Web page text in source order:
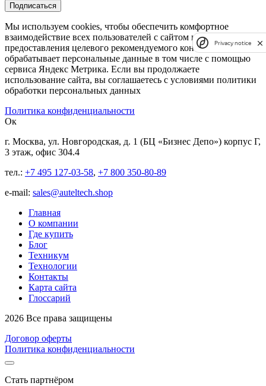
Подписаться
Мы используем cookies, чтобы обеспечить комфортное
взаимодействие всех пользователей с сайтом и
предоставления целевого рекомендуемого контента. Сайт
обрабатывает персональные данные в том числе с помощью
сервиса Яндекс Метрика. Если вы продолжаете
использование сайта, вы соглашаетесь с условиями политики
обработки персональных данных
Политика конфиденциальности
Ок
г. Москва, ул. Новгородская, д. 1 (БЦ «Бизнес Депо») корпус Г,
3 этаж, офис 304.4
тел.: +7 495 127-03-58, +7 800 350-80-89
е-mail: sales@auteltech.shop
Главная
О компании
Где купить
Блог
Техникум
Технологии
Контакты
Карта сайта
Глоссарий
2026 Все права защищены
Договор оферты
Политика конфиденциальности
Стать партнёром
Privacy notice